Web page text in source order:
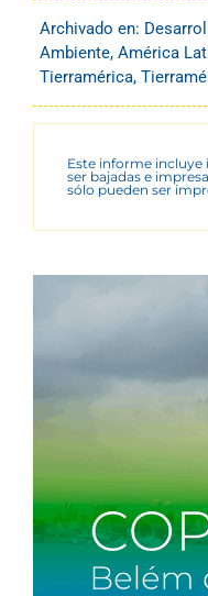
Archivado en:
Ambiente, América
Tierramérica,
Este informe incluye
ser bajadas e
sólo pueden ser